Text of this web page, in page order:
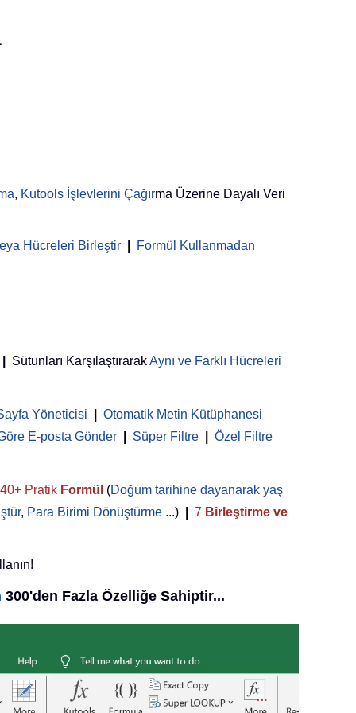
, Kutools İşlevlerini Çağırma Üzerine Dayalı Veri
Hücreleri Birleştir
Formül Kullanmadan
Sütunları KarşılaştırarakAynı ve Farklı Hücreleri
Yöneticisi
Otomatik Metin Kütüphanesi
E-posta Gönder Süper Filtre
Özel Filtre
40+ Pratik Formül (Doğum tarihine dayanarak yaş
, Para Birimi Dönüştürme ...) 7 Birleştirme ve
300'den Fazla Özelliğe Sahiptir...